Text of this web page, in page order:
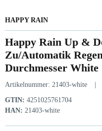
HAPPY RAIN
Happy Rain Up &
Zu/Automatik
Durchmesser White
Artikelnummer: 21403-white
GTIN: 4251025761704
HAN: 21403-white